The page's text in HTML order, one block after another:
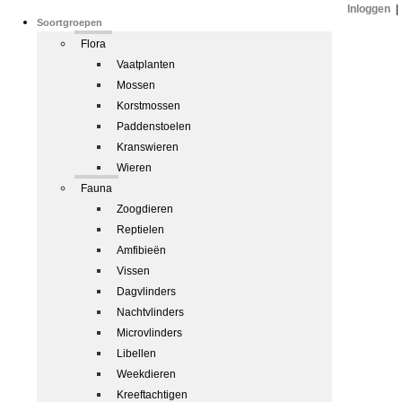
Soortgroepen
Flora
Vaatplanten
Mossen
Korstmossen
Paddenstoelen
Kranswieren
Wieren
Fauna
Zoogdieren
Reptielen
Amfibieën
Vissen
Dagvlinders
Nachtvlinders
Microvlinders
Libellen
Weekdieren
Kreeftachtigen
Inloggen